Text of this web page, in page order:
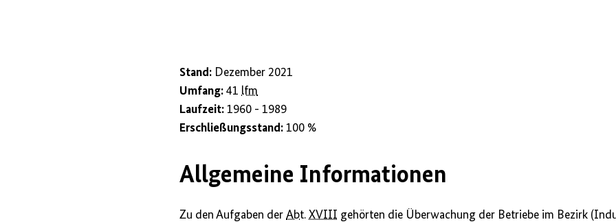
Stand: Dezember 2021
Umfang: 41 lfm
Laufzeit: 1960 - 1989
Erschließungsstand: 100 %
Allgemeine Informationen
Zu den Aufgaben derAbt. XVIII gehörten die Überwachung der Betriebe im Bezirk